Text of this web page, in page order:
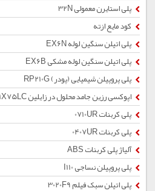
پلی استایرن معمولی 32N
کود مایع ازته
پلی اتیلن سنگین لوله EX6N
پلی اتیلن سنگین لوله مشکی EX6B
پلی پروپیلن شیمیایی (پودر) RP210G
اپوکسی رزین جامد محلول در زایلین E1X75LC
پلی کربنات 0710UR
پلی کربنات 0407UR
آلیاژ پلی کربنات ABS
پلی پروپیلن نساجی I110
پلی اتیلن سبک فیلم 3020F9